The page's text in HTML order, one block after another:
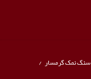
سنگ نمک گرمسار /